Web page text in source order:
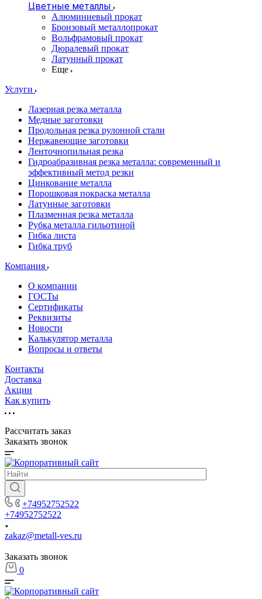
Цветные металлы
Алюминиевый прокат
Бронзовый металлопрокат
Вольфрамовый прокат
Дюралевый прокат
Латунный прокат
Еще
Услуги
Лазерная резка металла
Медные заготовки
Продольная резка рулонной стали
Нержавеющие заготовки
Ленточнопильная резка
Гидроабразивная резка металла: современный и
эффективный метод резки
Цинкование металла
Порошковая покраска металла
Латунные заготовки
Плазменная резка металла
Рубка металла гильотиной
Гибка листа
Гибка труб
Компания
О компании
ГОСТы
Сертификаты
Реквизиты
Новости
Калькулятор металла
Вопросы и ответы
Контакты
Доставка
Акции
Как купить
Рассчитать заказ
Заказать звонок
+74952752522
+74952752522
zakaz@metall-ves.ru
Заказать звонок
0